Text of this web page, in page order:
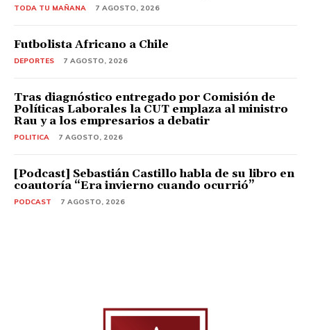
TODA TU MAÑANA 7 AGOSTO, 2026
Futbolista Africano a Chile
DEPORTES 7 AGOSTO, 2026
Tras diagnóstico entregado por Comisión de
Políticas Laborales la CUT emplaza al ministro
Rau y a los empresarios a debatir
POLITICA 7 AGOSTO, 2026
[Podcast] Sebastián Castillo habla de su libro en
coautoría “Era invierno cuando ocurrió”
PODCAST 7 AGOSTO, 2026